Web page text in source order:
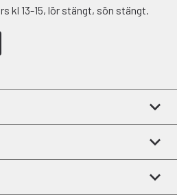
kl 13-15, lör stängt, sön stängt.